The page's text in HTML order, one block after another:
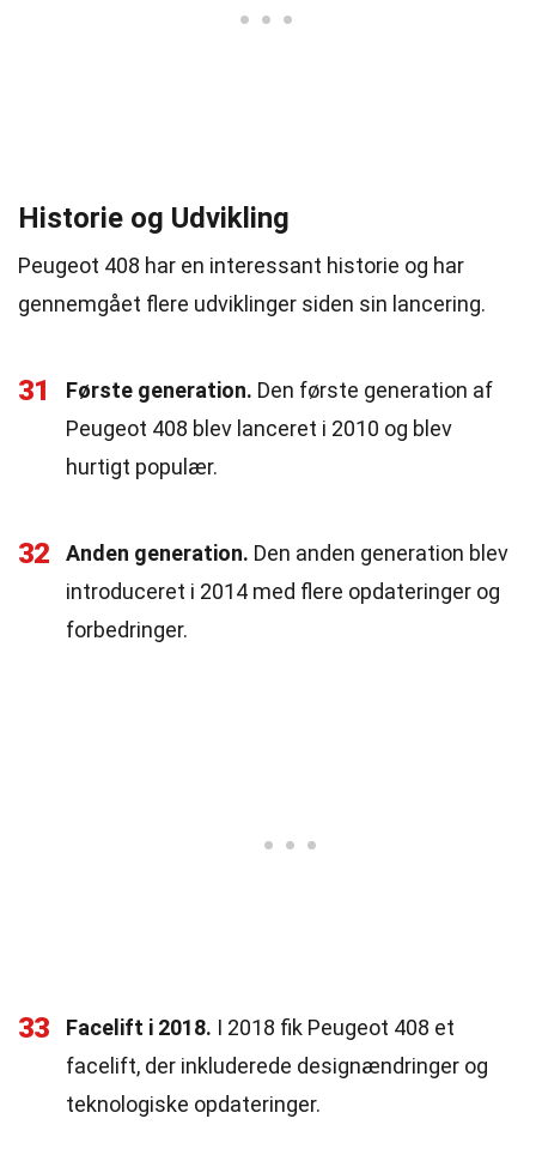
Historie og Udvikling
Peugeot 408 har en interessant historie og har
gennemgået flere udviklinger siden sin lancering.
31 Første generation. Den første generation af
Peugeot 408 blev lanceret i 2010 og blev
hurtigt populær.
32 Anden generation. Den anden generation blev
introduceret i 2014 med flere opdateringer og
forbedringer.
33 Facelift i 2018. I 2018 fik Peugeot 408 et
facelift, der inkluderede designændringer og
teknologiske opdateringer.